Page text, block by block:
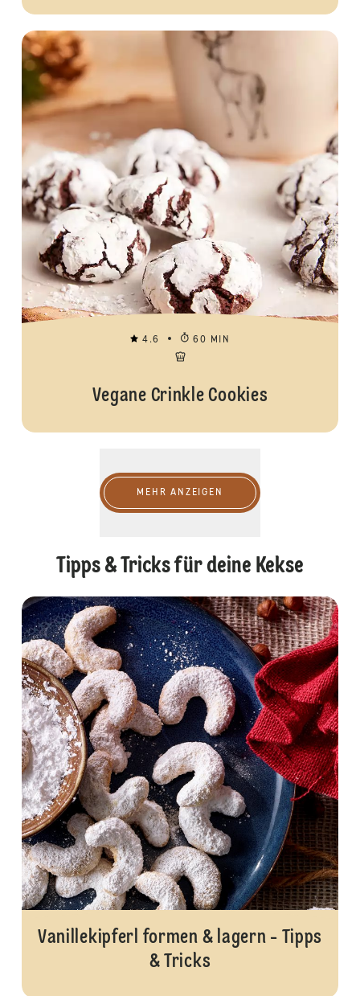
4.6 60 MIN
Vegane Crinkle Cookies
MEHR ANZEIGEN
Tipps & Tricks für deine Kekse
Vanillekipferl formen & lagern - Tipps
& Tricks